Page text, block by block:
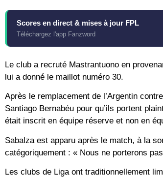
Scores en direct & mises à jour FPL
Téléchargez l'app Fanzword
Le club a recruté Mastrantuono en
lui a donné le maillot numéro 30.
Après le remplacement de l’Argentin
Santiago Bernabéu pour qu’ils portent
était inscrit en équipe réserve et non en
Sabalza est apparu après le match, à la
catégoriquement : « Nous ne porterons
Les clubs de Liga ont traditionnellement